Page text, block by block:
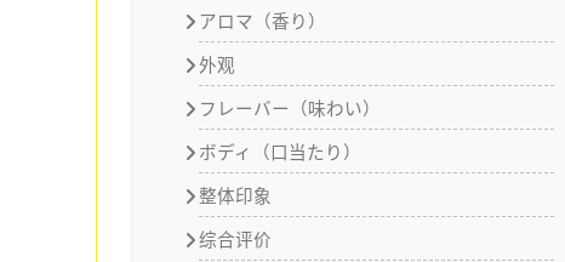
アロマ（香り）
外观
フレーバー（味わい）
ボディ（口当たり）
整体印象
综合评价